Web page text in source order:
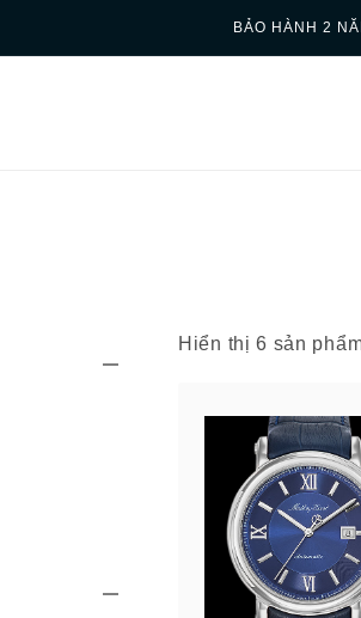
BẢO HÀNH 2
Hiển thị 6 sản